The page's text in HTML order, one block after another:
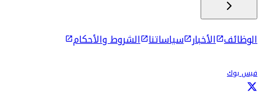
الوظائف الأخبار سياساتنا الشروط والأحكام
فيس بوك